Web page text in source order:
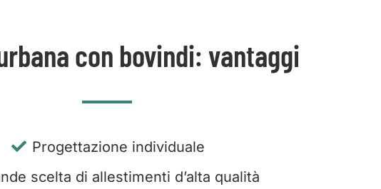
con bovindi: vantaggi
Progettazione individuale
scelta di allestimenti d’alta qualità